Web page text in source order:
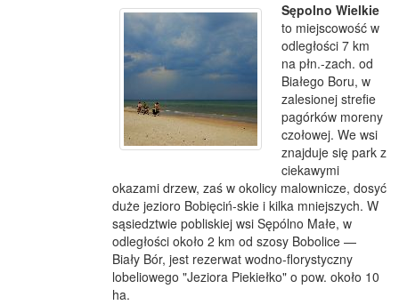
Sępolno Wielkie
to miejscowość w
odległości 7 km
na płn.-zach. od
Białego Boru, w
zalesionej strefie
pagórków moreny
czołowej. We wsi
znajduje się park z
ciekawymi
okazami drzew, zaś w okolicy malownicze, dosyć
duże jezioro Bobięciń-skie i kilka mniejszych. W
sąsiedztwie pobliskiej wsi Sępólno Małe, w
odległości około 2 km od szosy Bobolice —
Biały Bór, jest rezerwat wodno-florystyczny
lobeliowego "Jeziora Piekiełko" o pow. około 10
ha.